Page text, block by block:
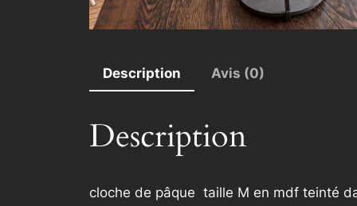
Description Avis (0)
Description
cloche de pâque taille M en mdf teinté